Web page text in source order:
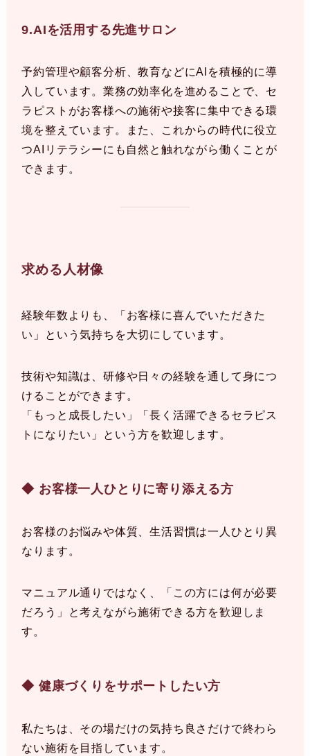
9.AIを活用する先進サロン
予約管理や顧客分析、教育などにAIを積極的に導
入しています。業務の効率化を進めることで、セ
ラピストがお客様への施術や接客に集中できる環
境を整えています。また、これからの時代に役立
つAIリテラシーにも自然と触れながら働くことが
できます。
求める人材像
経験年数よりも、「お客様に喜んでいただきた
い」という気持ちを大切にしています。
技術や知識は、研修や日々の経験を通して身につ
けることができます。
「もっと成長したい」「長く活躍できるセラピス
トになりたい」という方を歓迎します。
◆ お客様一人ひとりに寄り添える方
お客様のお悩みや体質、生活習慣は一人ひとり異
なります。
マニュアル通りではなく、「この方には何が必要
だろう」と考えながら施術できる方を歓迎しま
す。
◆ 健康づくりをサポートしたい方
私たちは、その場だけの気持ち良さだけで終わら
ない施術を目指しています。